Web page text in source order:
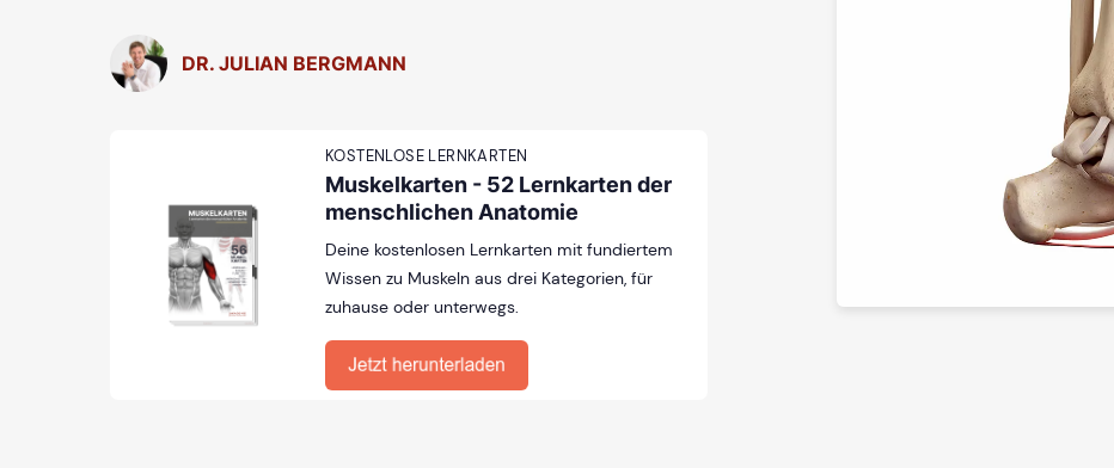
DR. JULIAN BERGMANN
KOSTENLOSE LERNKARTEN
Muskelkarten - 52 Lernkarten der
menschlichen Anatomie
Deine kostenlosen Lernkarten mit fundiertem
Wissen zu Muskeln aus drei Kategorien, für
zuhause oder unterwegs.